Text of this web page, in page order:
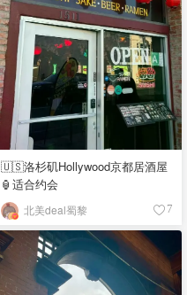
🇺🇸洛杉矶Hollywood京都居酒屋
🏮适合约会
北美deal蜀黎 7